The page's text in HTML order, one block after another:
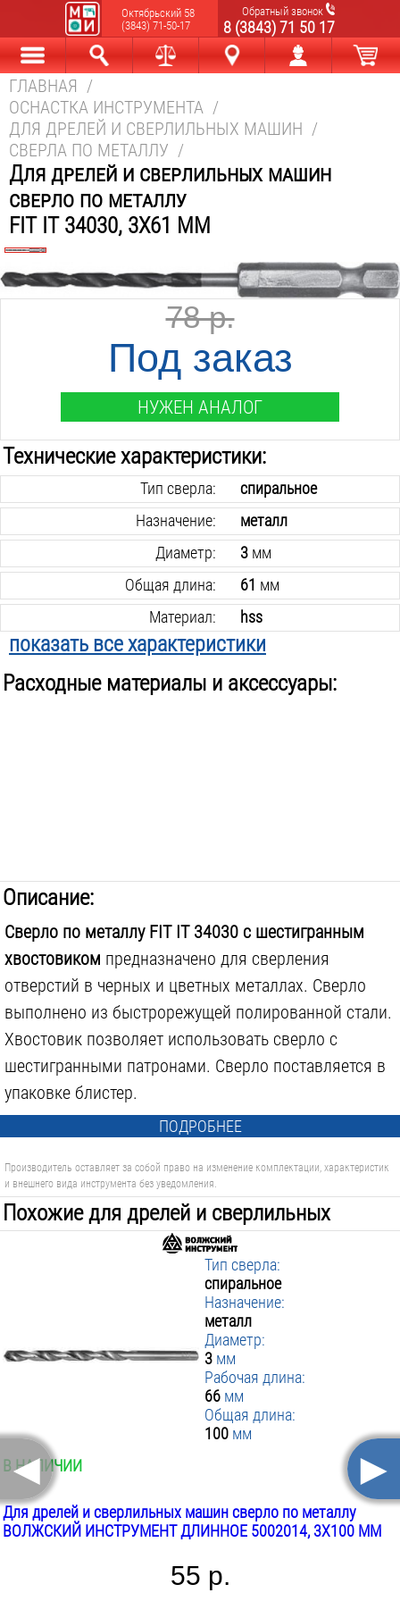
Октябрьский 58
(3843) 71-50-17
Обратный звонок
8 (3843) 71 50 17
Каталог Найти
ГЛАВНАЯ /
ОСНАСТКА ИНСТРУМЕНТА /
ДЛЯ ДРЕЛЕЙ И СВЕРЛИЛЬНЫХ МАШИН /
СВЕРЛА ПО МЕТАЛЛУ /
Для дрелей и сверлильных машин
сверло по металлу
FIT IT 34030, 3X61 ММ
78 р.
Под заказ
НУЖЕН АНАЛОГ
Технические характеристики:
Тип сверла:
спиральное
Назначение:
металл
Диаметр:
3мм
Общая длина:
61 мм
Материал:
hss
Хвостовик крепления:
шестигранный
В упаковке:
1шт.
показать все характеристики
Расходные материалы и аксессуары:
Описание:
Сверло по металлу FIT IT 34030 с шестигранным
хвостовиком предназначено для сверления
отверстий в черных и цветных металлах. Сверло
выполнено из быстрорежущей полированной стали.
Хвостовик позволяет использовать сверло с
шестигранными патронами. Сверло поставляется в
упаковке блистер.
ПОДРОБНЕЕ
Производитель оставляет за собой право на изменение комплектации, характеристик
и внешнего вида инструмента без уведомления.
Похожие для дрелей и сверлильных
машин:
Тип сверла:
спиральное
Назначение:
металл
Диаметр:
3 мм
Рабочая длина:
66 мм
Общая длина:
100 мм
В НАЛИЧИИ
Для дрелей и сверлильных машин сверло по металлу
ВОЛЖСКИЙ ИНСТРУМЕНТ ДЛИННОЕ 5002014, 3Х100 ММ
55 р.
◄ ►